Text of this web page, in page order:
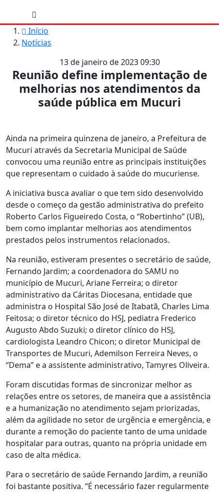
Início
Notícias
13 de janeiro de 2023 09:30
Reunião define implementação de
melhorias nos atendimentos da
saúde pública em Mucuri
Ainda na primeira quinzena de janeiro, a Prefeitura de
Mucuri através da Secretaria Municipal de Saúde
convocou uma reunião entre as principais instituições
que representam o cuidado à saúde do mucuriense.
A iniciativa busca avaliar o que tem sido desenvolvido
desde o começo da gestão administrativa do prefeito
Roberto Carlos Figueiredo Costa, o “Robertinho” (UB),
bem como implantar melhorias aos atendimentos
prestados pelos instrumentos relacionados.
Na reunião, estiveram presentes o secretário de saúde,
Fernando Jardim; a coordenadora do SAMU no
município de Mucuri, Ariane Ferreira; o diretor
administrativo da Cáritas Diocesana, entidade que
administra o Hospital São José de Itabatã, Charles Lima
Feitosa; o diretor técnico do HSJ, pediatra Frederico
Augusto Abdo Suzuki; o diretor clínico do HSJ,
cardiologista Leandro Chicon; o diretor Municipal de
Transportes de Mucuri, Ademilson Ferreira Neves, o
“Dema” e a assistente administrativo, Tamyres Oliveira.
Foram discutidas formas de sincronizar melhor as
relações entre os setores, de maneira que a assistência
e a humanização no atendimento sejam priorizadas,
além da agilidade no setor de urgência e emergência, e
durante a remoção do paciente tanto de uma unidade
hospitalar para outras, quanto na própria unidade em
caso de alta médica.
Para o secretário de saúde Fernando Jardim, a reunião
foi bastante positiva. “É necessário fazer regularmente